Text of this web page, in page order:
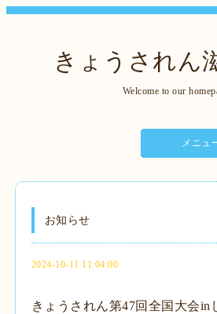
きょうされん
Welcome to our
メニュ
お知らせ
2024-10-11 11:04:00
きょうされん第47回全国大会